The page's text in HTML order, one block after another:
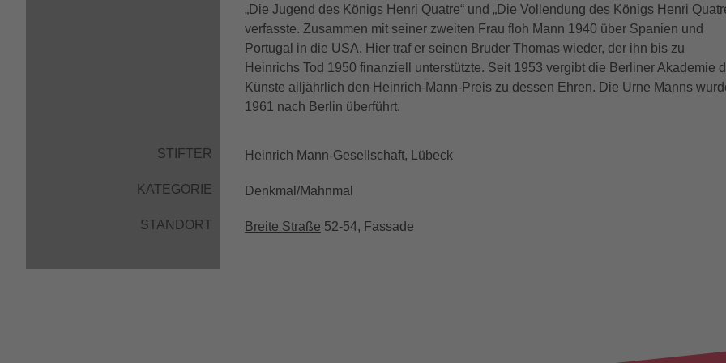
„Die Jugend des Königs Henri Quatre“ und „Die Vollendung des Königs Henri
verfasste. Zusammen mit seiner zweiten Frau floh Mann 1940 über Spanien und
Portugal in die USA. Hier traf er seinen Bruder Thomas wieder, der ihn bis zu
Heinrichs Tod 1950 finanziell unterstützte. Seit 1953 vergibt die Berliner Akademie
Künste alljährlich den Heinrich-Mann-Preis zu dessen Ehren. Die Urne Manns
1961 nach Berlin überführt.
STIFTER Heinrich Mann-Gesellschaft, Lübeck
KATEGORIE Denkmal/Mahnmal
STANDORT Breite Straße 52-54, Fassade